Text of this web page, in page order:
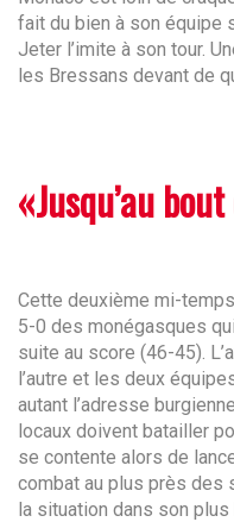
fait du bien à son équipe
Jeter l’imite à son tour.
les Bressans devant de
«Jusqu’au
Cette deuxième mi-
5-0 des monégasques
suite au score (46-45).
l’autre et les deux
autant l’adresse
locaux doivent batailler
se contente alors de
combat au plus près des
la situation dans son